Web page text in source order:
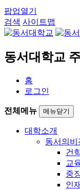
팝업열기
검색 사이트맵
동서대학교
홈
로그인
전체메뉴 메뉴닫기
대학소개
동서의비
건
교
중
인